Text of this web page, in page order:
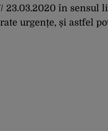
23.03.2020 în
urgențe, și astfel